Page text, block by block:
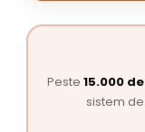
Peste 15.000
sistem